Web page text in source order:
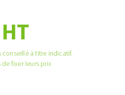
DE SURFACE
HT
conseillé à titre indicatif.
fixer leurs prix